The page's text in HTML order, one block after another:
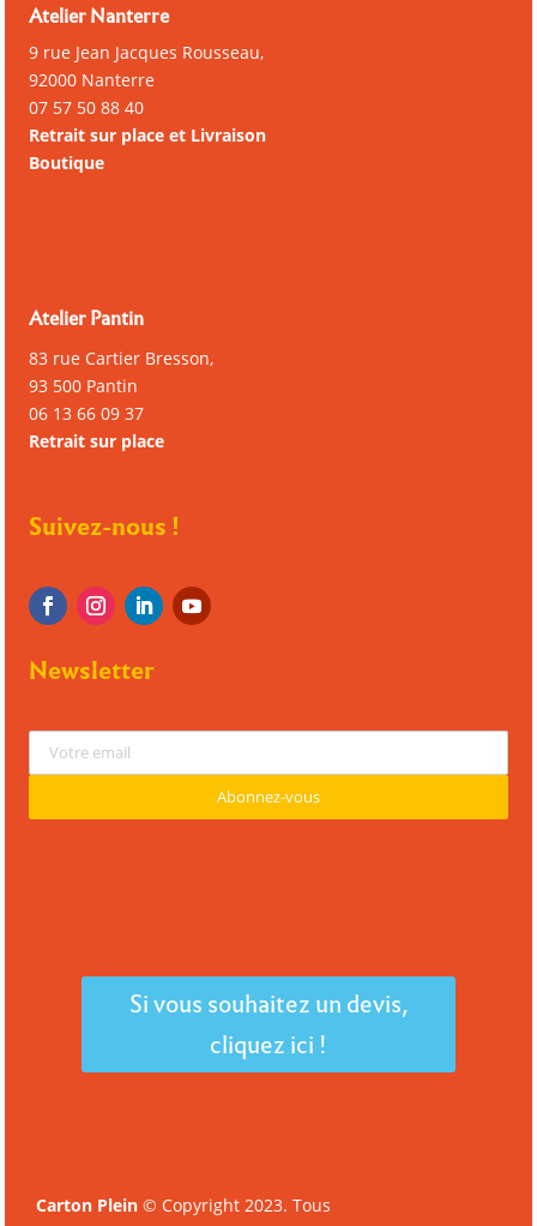
Atelier Nanterre
9 rue Jean Jacques Rousseau,
92000 Nanterre
07 57 50 88 40
Retrait sur place et Livraison
Boutique
Atelier Pantin
83 rue Cartier Bresson,
93 500 Pantin
06 13 66 09 37
Retrait sur place
Suivez-nous !
Newsletter
Si vous souhaitez un devis,
cliquez ici !
Carton Plein © Copyright 2023. Tous